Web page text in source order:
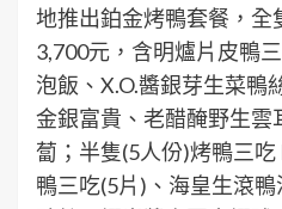
地推出鉑金烤鴨套餐，全
3,700元，含明爐片皮鴨
泡飯、X.O.醬銀芽生菜鴨
金銀富貴、老醋醃野生雲
蔔；半隻(5人份)烤鴨三
鴨三吃(5片)、海皇生滾